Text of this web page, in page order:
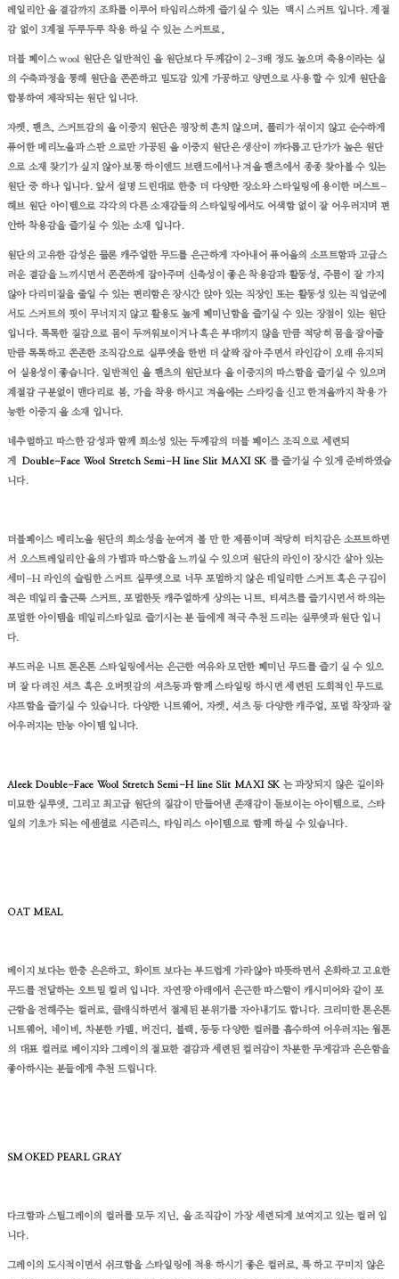
레일리안 울 결감까지 조화를 이루어 타임리스하게 즐기실 수 있는 맥시 스커트 입니다.계절
감 없이 3계절 두루두루 착용 하실 수 있는 스커트로,
더블 페이스 wool 원단은 일반적인 울 원단보다 두께감이 2-3배 정도 높으며 축용이라는 실
의 수축과정을 통해 원단을 쫀쫀하고 밀도감 있게 가공하고 양면으로 사용 할 수 있게 원단을
합봉하여 제작되는 원단 입니다.
자켓, 팬츠, 스커트감의 울 이중지 원단은 굉장히 흔치 않으며, 폴리가 섞이지 않고 순수하게
퓨어한 메리노울과 스판 으로만 가공된 울 이중지 원단은 생산이 까다롭고 단가가 높은 원단
으로 소재 찾기가 싶지 않아 보통 하이엔드 브랜드에서나 겨울 팬츠에서 종종 찾아볼 수 있는
원단 중 하나 입니다.앞서 설명 드린대로 한층 더 다양한 장소와 스타일링에 용이한 머스트-
해브 원단 아이템으로 각각의 다른 소재감들의 스타일링에서도 어색함 없이 잘 어우러지며 편
안하 착용감을 즐기실 수 있는 소재 입니다.
원단의 고유한 감성은 물론 캐주얼한 무드를 은근하게 자아내어 퓨어울의 소프트함과 고급스
러운 결감을 느끼시면서 쫀쫀하게 잡아주며 신축성이 좋은 착용감과 활동성, 주름이 잘 가지
않아 다리미질을 줄일 수 있는 편리함은 장시간 앉아 있는 직장인 또는 활동성 있는 직업군에
서도 스커트의 핏이 무너지지 않고 활용도 높게 페미닌함을 즐기실 수 있는 장점이 있는 원단
입니다. 톡톡한 질감으로 몸이 두꺼워보이거나 혹은 부대끼지 않을 만큼 적당히 몸을 잡아줄
만큼 톡톡하고 쫀존한 조직감으로 실루엣을 한번 더 살짝 잡아 주면서 라인감이 오래 유지되
어 실용성이 좋습니다. 일반적인 울 팬츠의 원단보다 울 이중지의 따스함을 즐기실 수 있으며
계절감 구분없이 맨다리로 봄, 가을 착용 하시고 겨울에는 스타킹을 신고 한겨울까지 착용 가
능한 이중지 울 소재 입니다.
네추럴하고 따스한 감성과 함께 희소성 있는 두께감의 더블 페이스 조직으로 세련되
게
Double-Face Wool Stretch Semi-H line Slit MAXI SK 를 즐기실 수 있게 준비하였습
니다.
더블페이스 메리노울 원단의 희소성을 눈여겨 볼 만 한 제품이며 적당히 터치감은 소프트하면
서 오스트레일리안 울의 가볍과 따스함을 느끼실 수 있으며 원단의 라인이 장시간 살아 있는
세미-H 라인의 슬림한 스커트 실루엣으로 너무 포멀하지 않은 데일리한 스커트 혹은 구김이
적은 데일리 출근룩 스커트, 포멀한듯 캐주얼하게 상의는 니트, 티셔츠를 즐기시면서 하의는
포멀한 아이템을 데일리스타일로 즐기시는 분 들에게 적극 추천 드리는 실루엣과 원단 입니
다.
부드러운 니트 톤온톤 스타일링에서는 은근한 여유와 모던한 페미닌 무드를 즐기 실 수 있으
며 잘 다려진 셔츠 혹은 오버핏감의 셔츠등과 함께 스타일링 하시면 세련된 도회적인 무드로
샤프함을 즐기실 수 있습니다. 다양한 니트웨어, 자켓, 셔츠 등 다양한 캐주얼, 포멀 착장과 잘
어우러지는 만능 아이템 입니다.
Aleek Double-Face Wool Stretch Semi-H line Slit MAXI SK 는 과장되지 않은 길이와
미묘한 실루엣, 그리고 최고급 원단의 질감이 만들어낸 존재감이 돋보이는 아이템으로, 스타
일의 기초가 되는 에센셜로 시즌리스, 타임리스 아이템으로 함께 하실 수 있습니다.
OAT MEAL
베이지 보다는 한층 은은하고, 화이트 보다는 부드럽게 가라않아 따뜻하면서 온화하고 고요한
무드를 전달하는 오트밀 컬러 입니다. 자연광 아래에서 은근한 따스함이 캐시미어와 같이 포
근함을 전해주는 컬러로, 클래식하면서 절제된 분위기를 자아내기도 합니다. 크리미한 톤온톤
니트웨어, 네이비, 차분한 카멜, 버건디, 블랙, 등등 다양한 컬러를 흡수하여 어우러지는 웜톤
의 대표 컬러로 베이지와 그레이의 절묘한 결감과 세련된 컬러감이 차분한 무게감과 은은함을
좋아하시는 분들에게 추천 드립니다.
SMOKED PEARL GRAY
다크함과 스틸그레이의 컬러를 모두 지닌, 울 조직감이 가장 세련되게 보여지고 있는 컬러 입
니다.
그레이의 도시적이면서 쉬크함을 스타일링에 적용 하시기 좋은 컬러로, 툭 하고 꾸미지 않은